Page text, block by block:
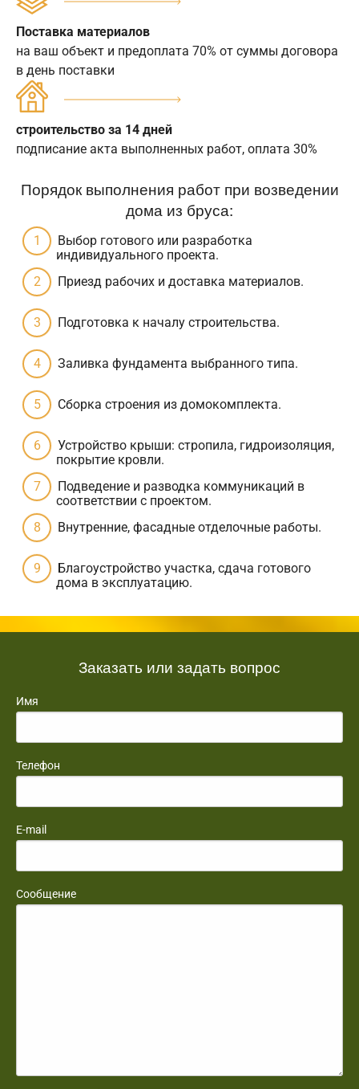
Поставка материалов
на ваш объект и предоплата 70% от суммы договора
в день поставки
строительство за 14 дней
подписание акта выполненных работ, оплата 30%
Порядок выполнения работ при возведении
дома из бруса:
Выбор готового или разработка
индивидуального проекта.
Приезд рабочих и доставка материалов.
Подготовка к началу строительства.
Заливка фундамента выбранного типа.
Сборка строения из домокомплекта.
Устройство крыши: стропила, гидроизоляция,
покрытие кровли.
Подведение и разводка коммуникаций в
соответствии с проектом.
Внутренние, фасадные отделочные работы.
Благоустройство участка, сдача готового
дома в эксплуатацию.
Заказать или задать вопрос
Имя
Телефон
E-mail
Сообщение